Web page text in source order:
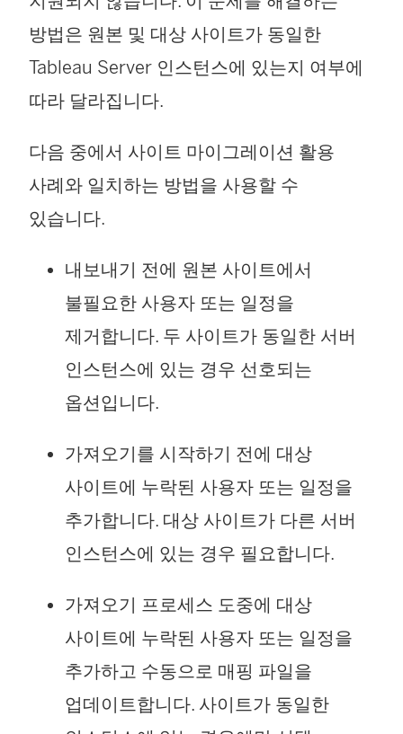
방법은 원본 및 대상 사이트가 동일한
Tableau Server 인스턴스에 있는지 여부에
따라 달라집니다.
다음 중에서 사이트 마이그레이션 활용
사례와 일치하는 방법을 사용할 수
있습니다.
내보내기 전에 원본 사이트에서
불필요한 사용자 또는 일정을
제거합니다. 두 사이트가 동일한 서버
인스턴스에 있는 경우 선호되는
옵션입니다.
가져오기를 시작하기 전에 대상
사이트에 누락된 사용자 또는 일정을
추가합니다. 대상 사이트가 다른 서버
인스턴스에 있는 경우 필요합니다.
가져오기 프로세스 도중에 대상
사이트에 누락된 사용자 또는 일정을
추가하고 수동으로 매핑 파일을
업데이트합니다. 사이트가 동일한